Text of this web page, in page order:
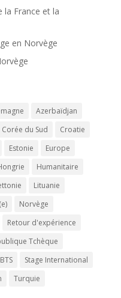
la France et la
en Norvège
Azerbaïdjan
Corée du Sud
Croatie
Estonie
Europe
Humanitaire
Lituanie
Norvège
Retour d'expérience
Tchèque
Stage International
Turquie